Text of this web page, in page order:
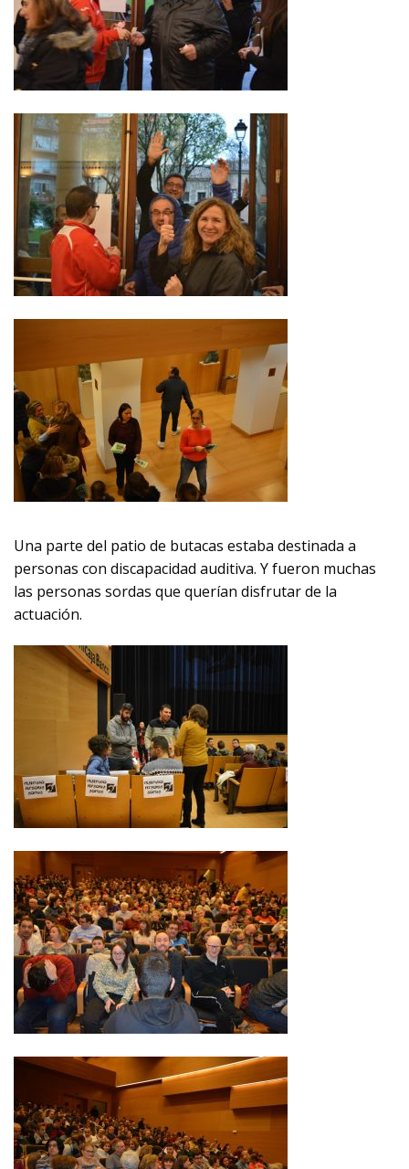
Una parte del patio de butacas estaba destinada a
personas con discapacidad auditiva. Y fueron muchas
las personas sordas que querían disfrutar de la
actuación.